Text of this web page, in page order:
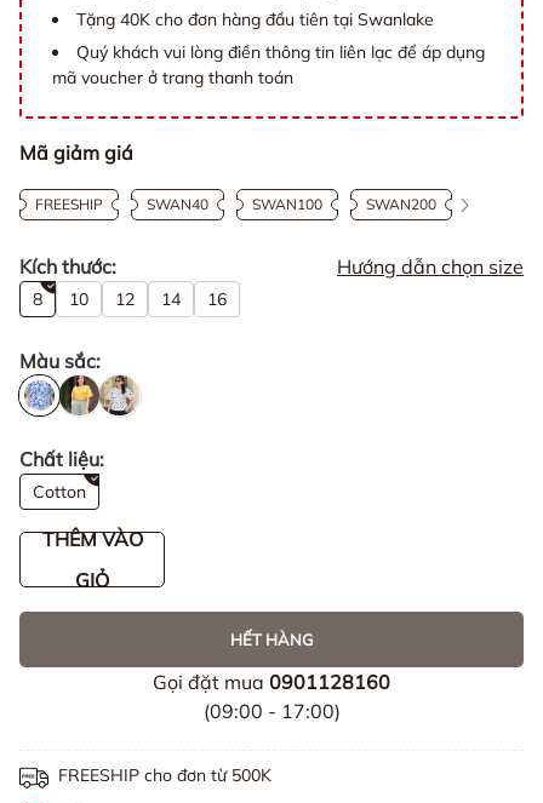
Tặng 40K cho đơn hàng đầu tiên tại Swanlake
Quý khách vui lòng điền thông tin liên lạc để áp dụng
mã voucher ở trang thanh toán
Mã giảm giá
FREESHIP SWAN40 SWAN100 SWAN200
Kích thước: Hướng dẫn chọn size
8 10 12 14 16
Màu sắc:
Chất liệu:
Cotton
THÊM VÀO
GIỎ
HẾT HÀNG
Gọi đặt mua 0901128160
(09:00 - 17:00)
FREESHIP cho đơn từ 500K